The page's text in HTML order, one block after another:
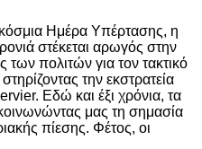
Ημέρα Υπέρτασης, η
στέκεται αρωγός στην
πολιτών για τον τακτικό
την εκστρατεία
Εδώ και έξι χρόνια, τα
μας τη σημασία
πίεσης. Φέτος, οι